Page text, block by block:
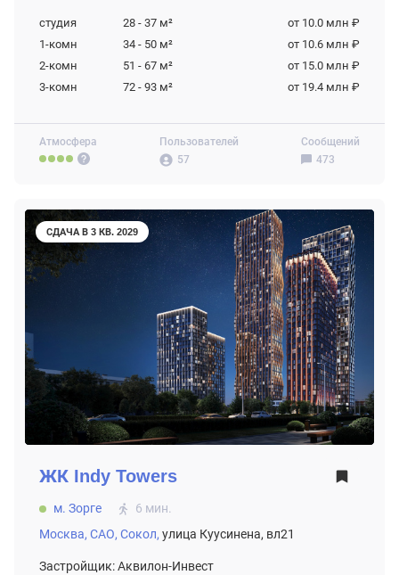
Атмосфера
Пользователей
57
Сообщений
473
студия 28 - 37 м²
от 10.0 млн ₽
1-комн
34 - 50 м²
от 10.6 млн ₽
2-комн
51 - 67 м²
от 15.0 млн ₽
3-комн
72 - 93 м² от 19.4 млн ₽
СДАЧА В 3 КВ. 2029
ЖК Indy Towers
м. Зорге
6 мин.
Москва, САО, Сокол, улица Куусинена, вл21
Застройщик: Аквилон-Инвест